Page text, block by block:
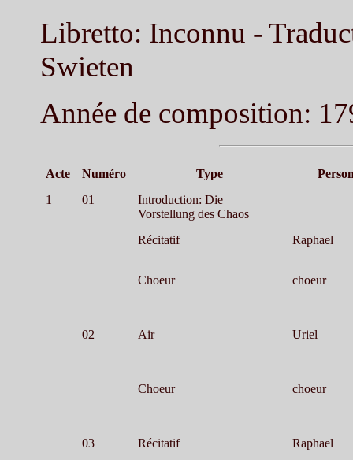
Libretto: Inconnu -
Swieten
Année de composition:
Acte Numéro Type
1
01
Introduction: Die
Vorstellung des Chaos
Récitatif
Raphael
Choeur choeur
02 Air Uriel
Choeur choeur
03 Récitatif Raphael